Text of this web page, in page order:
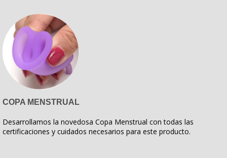
COPA MENSTRUAL
Desarrollamos la novedosa Copa Menstrual con todas las
certificaciones y cuidados necesarios para este producto.